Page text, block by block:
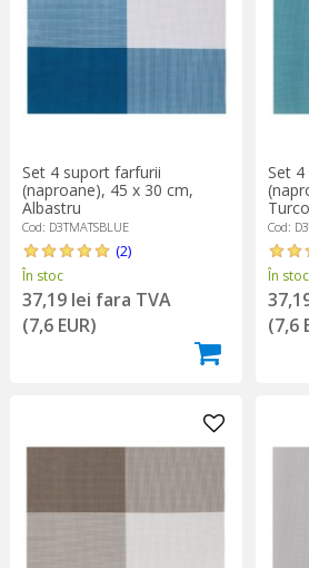
Set 4 suport farfurii
(naproane), 45 x 30 cm,
Albastru
Cod: D3TMATSBLUE
(2)
În stoc
37,19 lei fara TVA
(7,6 EUR)
Set
Cod:
În stoc
(7,6